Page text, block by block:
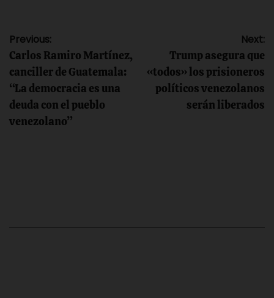
Navegación
de
entradas
Previous:
Carlos Ramiro Martínez,
canciller de Guatemala:
“La democracia es una
deuda con el pueblo
venezolano”
Next:
Trump asegura que
«todos» los prisioneros
políticos venezolanos
serán liberados